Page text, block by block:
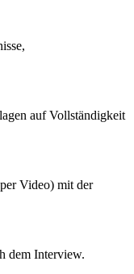
auf Vollständigkeit
Video) mit der
dem Interview.